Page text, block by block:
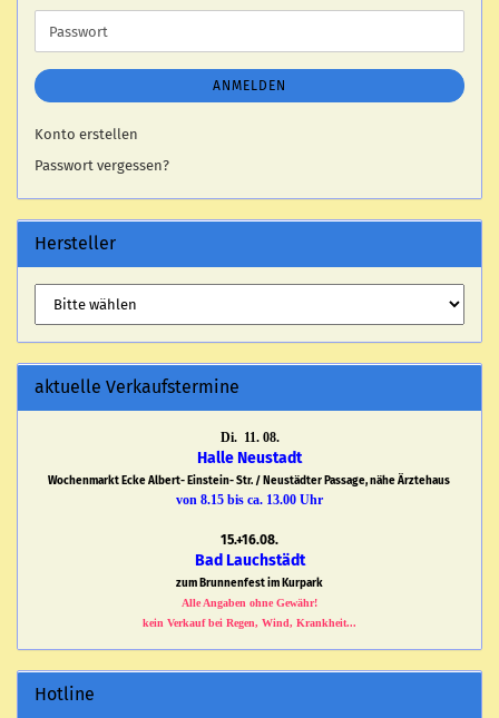
Adresse
Passwort
ANMELDEN
Konto erstellen
Passwort vergessen?
Hersteller
aktuelle Verkaufstermine
Di. 11. 08.
Halle Neustadt
Wochenmarkt Ecke Albert- Einstein- Str. / Neustädter Passage, nähe Ärztehaus
von 8.15 bis ca. 13.00 Uhr
15.+16.08.
Bad Lauchstädt
zum Brunnenfest im Kurpark
Alle Angaben ohne Gewähr!
kein Verkauf bei Regen, Wind, Krankheit...
Hotline